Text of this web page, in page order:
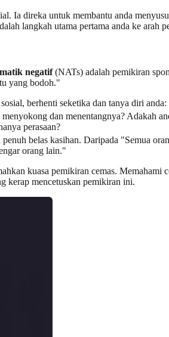
direka untuk membantu anda
langkah utama pertama anda ke arah
negatif(NATs) adalah pemikiran
yang bodoh."
berhenti seketika dan tanya diri
dan menentangnya? Adakah
perasaan?
belas kasihan. Daripada "Semua
orang lain."
kuasa pemikiran cemas.
kerap mencetuskan pemikiran ini.